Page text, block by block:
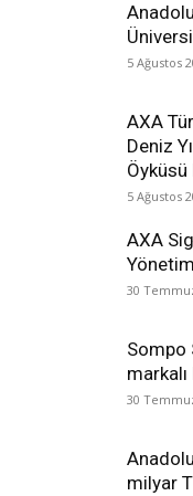
5 Ağustos
AXA
Deniz
5 Ağustos
AXA
30
Sompo
30
milyar